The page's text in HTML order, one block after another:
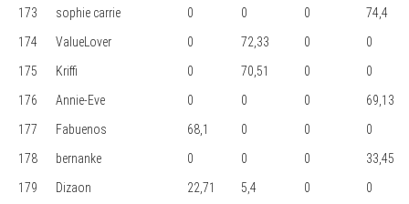
173
sophie carrie 0 0 0
74,4
174
ValueLover 0 72,33 0
0
175
Kriffi 0 70,51 0
0
176
Annie-Eve 0 0 0
69,13
177
Fabuenos 68,1 0 0
0
178
bernanke 0 0 0
33,45
179
Dizaon 22,71 5,4 0
0